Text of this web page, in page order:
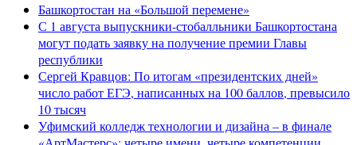
Башкортостан на «Большой перемене»
С 1 августа выпускники-стобалльники Башкортостана
могут подать заявку на получение премии Главы
республики
Сергей Кравцов: По итогам «президентских дней»
число работ ЕГЭ, написанных на 100 баллов, превысило
10 тысяч
Уфимский колледж технологии и дизайна – в финале